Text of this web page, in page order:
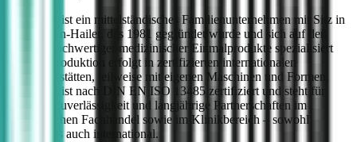
Dispomed ist ein mittelständisches Familienunternehmen mit Sitz in
Gelnhausen-Hailer, das 1981 gegründet wurde und sich auf den
Vertrieb hochwertiger medizinischer Einmalprodukte spezialisiert
hat. Die Produktion erfolgt in zertifizierten internationalen
Fertigungsstätten, teilweise mit eigenen Maschinen und Formen.
Dispomed ist nach DIN EN ISO 13485 zertifiziert und steht für
Qualität, Zuverlässigkeit und langjährige Partnerschaften im
medizinischen Fachhandel sowie im Klinikbereich – sowohl
national als auch international.